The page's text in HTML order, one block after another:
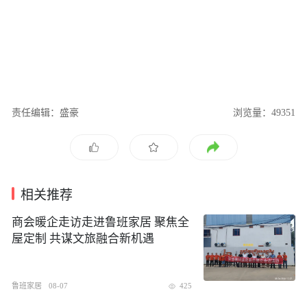
责任编辑：盛豪 浏览量：49351
相关推荐
商会暖企走访走进鲁班家居 聚焦全
屋定制 共谋文旅融合新机遇
鲁班家居 08-07 425